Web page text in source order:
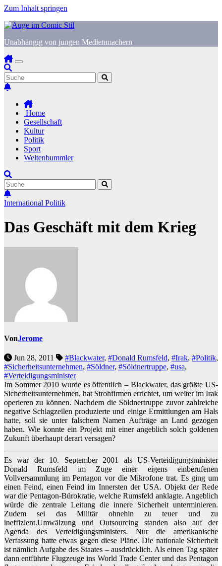
Zum Inhalt springen
Unabhängig von jungen Medienmachern
Home
Gesellschaft
Kultur
Politik
Sport
Weltenbummler
International Politik
Das Geschäft mit dem Krieg
VonJerome
Jun 28, 2011 #Blackwater, #Donald Rumsfeld, #Irak, #Politik,
#Sicherheitsunternehmen, #Söldner, #Söldnertruppe, #usa,
#Verteidigungsminister
Im Sommer 2010 wurde es öffentlich – Blackwater, das größte US-
Sicherheitsunternehmen, hat Strohfirmen errichtet, um weiter im Irak
operieren zu können. Nachdem die Söldnertruppe zuvor zahlreiche
negative Schlagzeilen produzierte und einige Ermittlungen am Hals
hatte, soll sie unter falschem Namen Aufträge an Land gezogen
haben. Wie konnte ein Projekt mit einer angeblich solch goldenen
Zukunft überhaupt derart versagen?
Es war der 10. September 2001 als US-Verteidigungsminister
Donald Rumsfeld im Zuge einer eigens einberufenen
Vollversammlung im Pentagon vor die Mikrofone trat. Es ging um
einen Feind, einen Feind im Innersten der USA. Objekt der Rede
war die Pentagon-Bürokratie, welche Rumsfeld anklagte. Angeblich
würde die zentrale Leitung die innere Sicherheit unterminieren.
Zudem sei das Militär ohnehin zu teuer und zu
ineffizient.Umwälzung und Outsourcing standen also auf der
Agenda des Verteidigungsministers. Nur die amerikanische
Verfassung hatte etwas gegen diese Pläne. Die nationale Sicherheit
ist nämlich Aufgabe des Staates – ausdrücklich. Als einen Tag später
dann entführte Flugzeuge ins World Trade Center und das Pentagon